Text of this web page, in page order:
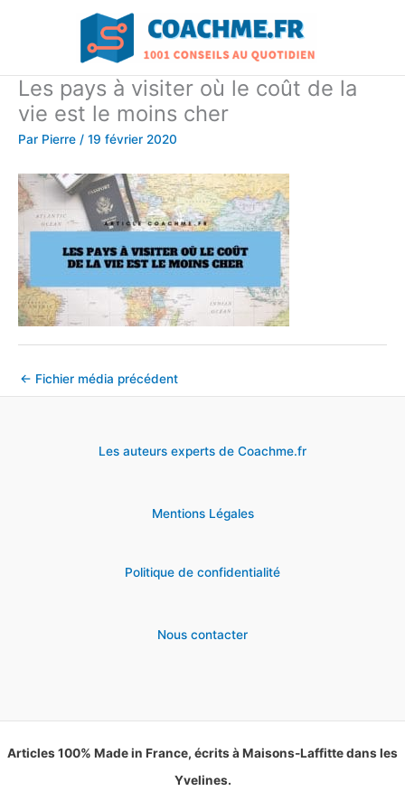
Les pays à visiter où le coût de la
vie est le moins cher
Par Pierre / 19 février 2020
← Fichier média précédent
Les auteurs experts de Coachme.fr
Mentions Légales
Politique de confidentialité
Nous contacter
Articles 100% Made in France, écrits à Maisons-Laffitte dans les
Yvelines.